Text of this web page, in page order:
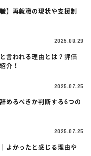
】再就職の現状や支援制
2025.08.29
言われる理由とは？評価
介！
2025.07.25
めるべきか判断する6つの
2025.07.25
よかったと感じる理由や